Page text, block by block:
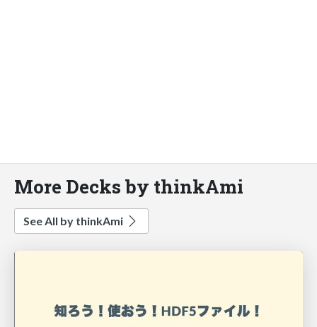
More Decks by thinkAmi
See All by thinkAmi